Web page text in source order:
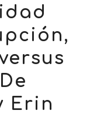
Erin